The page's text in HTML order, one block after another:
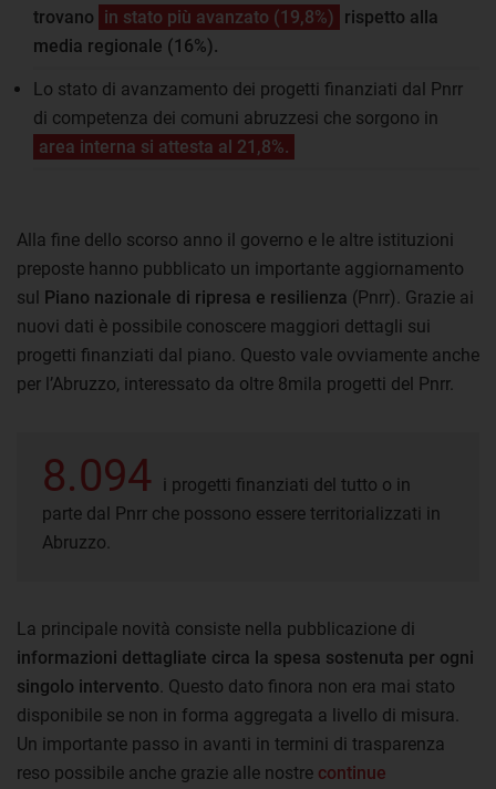
trovano in stato più avanzato (19,8%) rispetto alla
media regionale (16%).
Lo stato di avanzamento dei progetti finanziati dal Pnrr
di competenza dei comuni abruzzesi che sorgono in
area interna si attesta al 21,8%.
Alla fine dello scorso anno il governo e le altre istituzioni
preposte hanno pubblicato un importante aggiornamento
sul Piano nazionale di ripresa e resilienza (Pnrr). Grazie ai
nuovi dati è possibile conoscere maggiori dettagli sui
progetti finanziati dal piano. Questo vale ovviamente anche
per l’Abruzzo, interessato da oltre 8mila progetti del Pnrr.
8.094
i progetti finanziati del tutto o in
parte dal Pnrr che possono essere territorializzati in
Abruzzo.
La principale novità consiste nella pubblicazione di
informazioni dettagliate circa la spesa sostenuta per ogni
singolo intervento . Questo dato finora non era mai stato
disponibile se non in forma aggregata a livello di misura.
Un importante passo in avanti in termini di trasparenza
reso possibile anche grazie alle nostre continue